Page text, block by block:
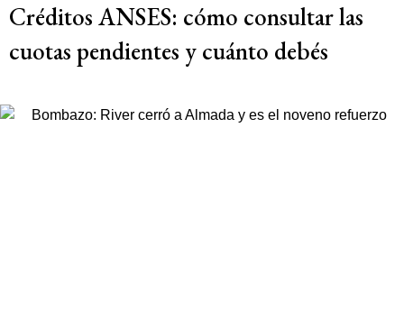
Créditos ANSES: cómo consultar las
cuotas pendientes y cuánto debés